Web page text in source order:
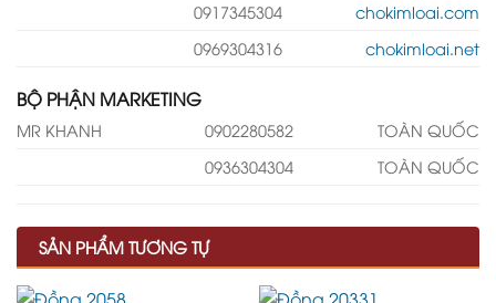
0917345304
chokimloai.com
0969304316
chokimloai.net
BỘ PHẬN MARKETING
MR KHANH 0902280582
TOÀN QUỐC
0936304304
TOÀN QUỐC
SẢN PHẨM TƯƠNG TỰ